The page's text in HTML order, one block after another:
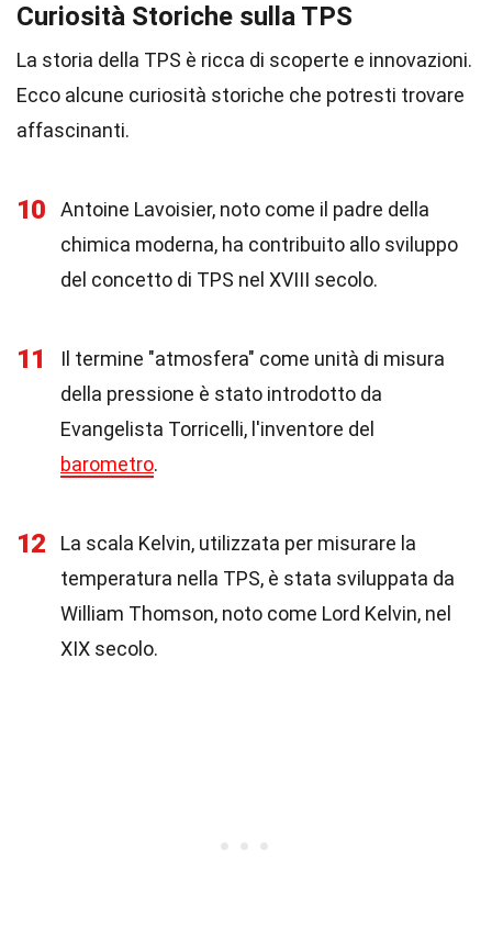
Curiosità Storiche sulla TPS
La storia della TPS è ricca di scoperte e innovazioni.
Ecco alcune curiosità storiche che potresti trovare
affascinanti.
10
Antoine Lavoisier, noto come il padre della
chimica moderna, ha contribuito allo sviluppo
del concetto di TPS nel XVIII secolo.
11
Il termine "atmosfera" come unità di misura
della pressione è stato introdotto da
Evangelista Torricelli, l'inventore del
barometro.
12
La scala Kelvin, utilizzata per misurare la
temperatura nella TPS, è stata sviluppata da
William Thomson, noto come Lord Kelvin, nel
XIX secolo.